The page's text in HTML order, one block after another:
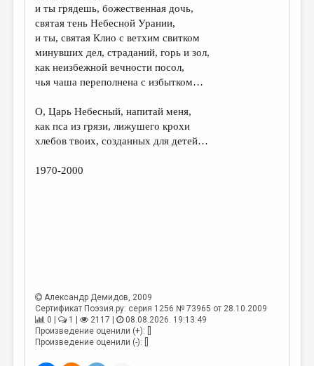
и ты грядешь, божественная дочь,
святая тень Небесной Урании,
и ты, святая Клио с ветхим свитком
минувших дел, страданий, горь и зол,
как неизбежной вечности посол,
чья чаша переполнена с избытком…
О, Царь Небесный, напитай меня,
как пса из грязи, лижушего крохи
хлебов твоих, созданных для детей…
1970-2000
Александр Демидов, 2009
Сертификат Поэзия.ру: серия 1256 № 73965 от 28.10.2009
0 |
1 | 2117 |
08.08.2026. 19:13:49
Произведение оценили (+): []
Произведение оценили (-): []